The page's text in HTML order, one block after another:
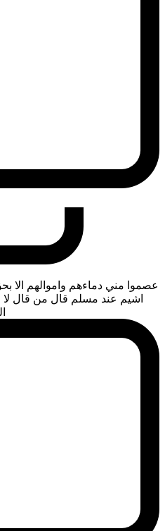
عصموا مني دماءهم واموالهم الا
اشيم عند مسلم قال من قال لا